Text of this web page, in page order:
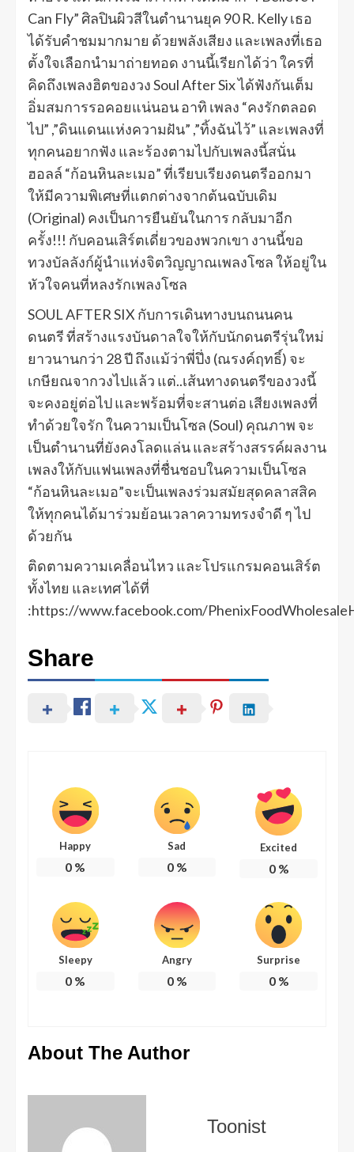
Can Fly” ศิลปินผิวสีในตำนานยุค 90 R. Kelly เธอ
ได้รับคำชมมากมาย ด้วยพลังเสียง และเพลงที่เธอ
ตั้งใจเลือกนำมาถ่ายทอด งานนี้เรียกได้ว่า ใครที่
คิดถึงเพลงฮิตของวง Soul After Six ได้ฟังกันเต็ม
อิ่มสมการรอคอยแน่นอน อาทิ เพลง “คงรักตลอด
ไป” ,”ดินแดนแห่งความฝัน” ,”ทิ้งฉันไว้” และเพลงที่
ทุกคนอยากฟัง และร้องตามไปกับเพลงนี้สนั่น
ฮอลล์ “ก้อนหินละเมอ” ที่เรียบเรียงดนตรีออกมา
ให้มีความพิเศษที่แตกต่างจากต้นฉบับเดิม
(Original) คงเป็นการยืนยันในการ กลับมาอีก
ครั้ง!!! กับคอนเสิร์ตเดี่ยวของพวกเขา งานนี้ขอ
ทวงบัลลังก์ผู้นำแห่งจิตวิญญาณเพลงโซล ให้อยู่ใน
หัวใจคนที่หลงรักเพลงโซล
SOUL AFTER SIX กับการเดินทางบนถนนคน
ดนตรี ที่สร้างแรงบันดาลใจให้กับนักดนตรีรุ่นใหม่
ยาวนานกว่า 28 ปี ถึงแม้ว่าพี่ปึ่ง (ณรงค์ฤทธิ์) จะ
เกษียณจากวงไปแล้ว แต่..เส้นทางดนตรีของวงนี้
จะคงอยู่ต่อไป และพร้อมที่จะสานต่อ เสียงเพลงที่
ทำด้วยใจรัก ในความเป็นโซล (Soul) คุณภาพ จะ
เป็นตำนานที่ยังคงโลดแล่น และสร้างสรรค์ผลงาน
เพลงให้กับแฟนเพลงที่ชื่นชอบในความเป็นโซล
“ก้อนหินละเมอ”จะเป็นเพลงร่วมสมัยสุดคลาสสิค
ให้ทุกคนได้มาร่วมย้อนเวลาความทรงจำดี ๆ ไป
ด้วยกัน
ติดตามความเคลื่อนไหว และโปรแกรมคอนเสิร์ต
ทั้งไทย และเทศ ได้ที่
:https://www.facebook.com/
Share
Happy
0 %
Sad
0%
Excited
0%
Sleepy
0 %
Angry
0%
Surprise
0%
About The Author
Toonist